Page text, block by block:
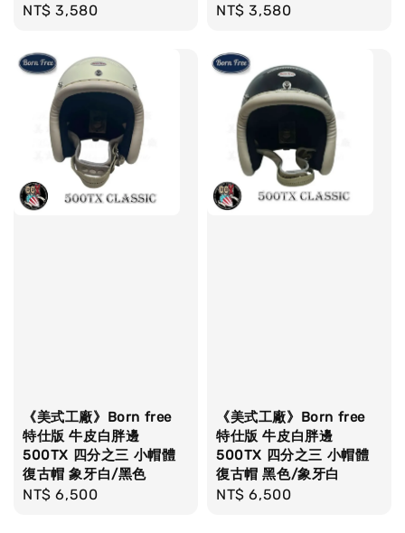
Regular
NT$ 3,580
Regular
NT$ 3,580
《美式工廠》Born free
特仕版 牛皮白胖邊
500TX 四分之三 小帽體
復古帽 象牙白/黑色
Regular
NT$ 6,500
《美式工廠》Born free
特仕版 牛皮白胖邊
500TX 四分之三 小帽體
復古帽 黑色/象牙白
Regular
NT$ 6,500